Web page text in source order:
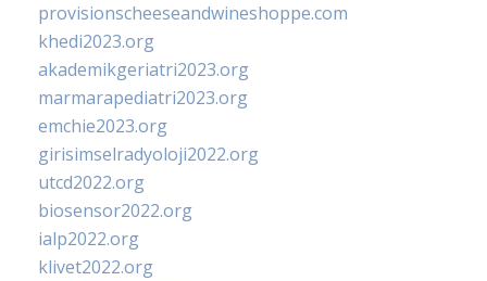
provisionscheeseandwineshoppe.com
khedi2023.org
akademikgeriatri2023.org
marmarapediatri2023.org
emchie2023.org
girisimselradyoloji2022.org
utcd2022.org
biosensor2022.org
ialp2022.org
klivet2022.org